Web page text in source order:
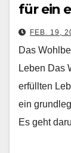
für ein
FEB. 19,
Das
Leben Das
erfüllten
ein
Es geht